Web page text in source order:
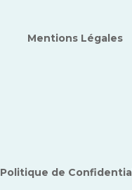
Mentions Légales
Politique de